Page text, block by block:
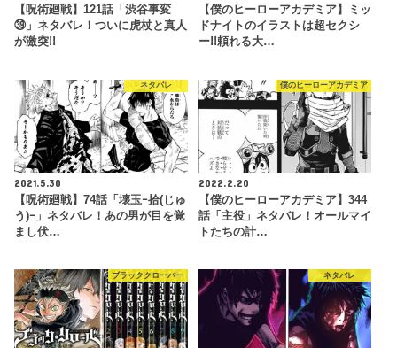
【呪術廻戦】121話「渋谷事変
㊴」ネタバレ！ついに虎杖と真人
が激突!!
【僕のヒーローアカデミア】ミッ
ドナイトのイラストは超セクシ
ー!!頼れる大…
ネタバレ
2021.5.30
【呪術廻戦】74話「壊玉ｰ拾(じゅ
う)ｰ」ネタバレ！あの男が目を覚
まし伏…
僕のヒーローアカデミア
2022.2.20
【僕のヒーローアカデミア】344
話「主役」ネタバレ！オールマイ
トたちの計…
ブラッククローバー ネタバレ